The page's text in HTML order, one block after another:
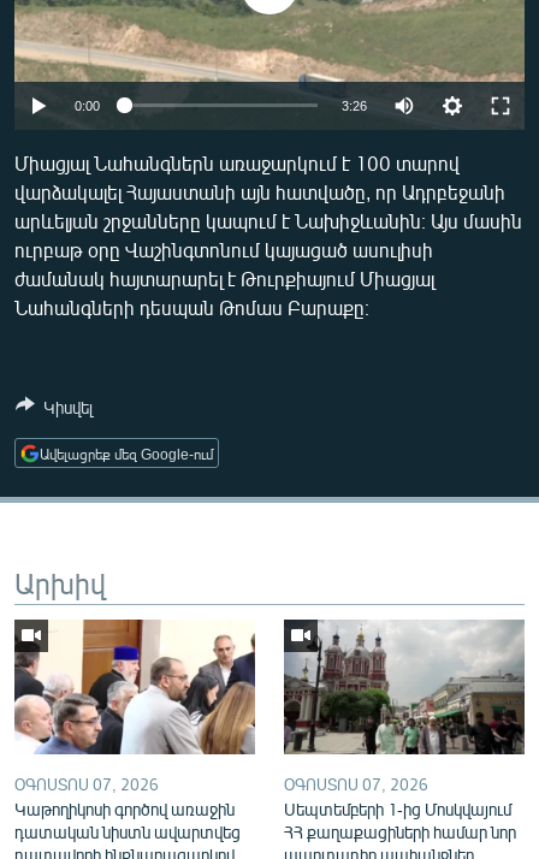
ՄԻՋԱԶԳԱՅԻՆ
ՄՇԱԿՈՒՅԹ
ՍՊՈՐՏ
ՏՏ ԵՒ ԻՆՏԵՐՆԵՏ
ԿՈՐՈՆԱՎԻՐՈՒՍ
ԱՐԽԻՎ
ՏԵՍԱՆՅՈՒԹԵՐ
ՁԳՏԵԼՈՎ ԼԱՎԱԳՈՒՅՆԻՆ
ՓՈԴՔԱՍԹ
Русский
ՀԵՏԵՎԵՔ ՄԵԶ
«Ազատության» բոլոր կայքերը
Auto 240p 360p 480p
720p 1080p
0:00 3:26
360p
480p
720p
Միացյալ Նահանգներն առաջարկում է 100 տարով
վարձակալել Հայաստանի այն հատվածը, որ Ադրբեջանի
արևելյան շրջանները կապում է Նախիջևանին։ Այս մասին
ուրբաթ օրը Վաշինգտոնում կայացած ասուլիսի
ժամանակ հայտարարել է Թուրքիայում Միացյալ
Նահանգների դեսպան Թոմաս Բարաքը։
Կիսվել
Ավելացրեք մեզ Google-ում
Արխիվ
ՕԳՈՍՏՈՍ 07, 2026
Կաթողիկոսի գործով առաջին
դատական նիստն ավարտվեց
դատավորի ինքնաբացարկով
ՕԳՈՍՏՈՍ 07, 2026
Սեպտեմբերի 1-ից Մոսկվայում
ՀՀ քաղաքացիների համար նոր
պարտադիր պահանջներ